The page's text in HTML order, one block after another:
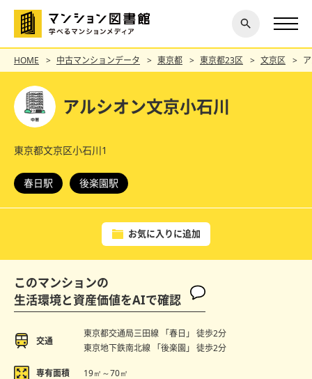
探す
閉じ
る
HOME 中古マンションデータ 東京都 東京都23区 文京区
アルシオン文京小石川
東京都文京区小石川1
春日駅 後楽園駅
お気に入りに追加
このマンションの
生活環境と資産価値をAIで確認
交通
東京都交通局三田線 「春日」 徒歩2分
東京地下鉄南北線 「後楽園」 徒歩2分
専有面積 19㎡～70㎡